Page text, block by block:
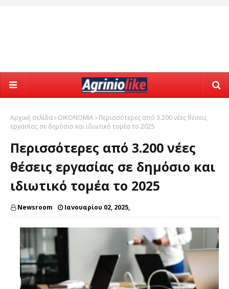
Αρχική σελίδα ΟΙΚΟΝΟΜΙΑ
Περισσότερες από 3.200 νέες θέσεις
εργασίας σε δημόσιο και ιδιωτικό τομέα το 2025
Περισσότερες από 3.200 νέες
θέσεις εργασίας σε δημόσιο και
ιδιωτικό τομέα το 2025
Newsroom Ιανουαρίου 02, 2025,